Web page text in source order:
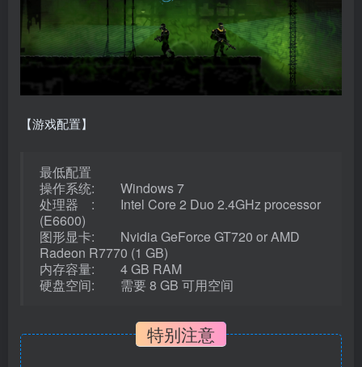
【游戏配置】
最低配置
操作系统: Windows 7
处理器 : Intel Core 2 Duo 2.4GHz processor
(E6600)
图形显卡: Nvidia GeForce GT720 or AMD
Radeon R7770 (1 GB)
内存容量: 4 GB RAM
硬盘空间: 需要 8 GB 可用空间
特别注意